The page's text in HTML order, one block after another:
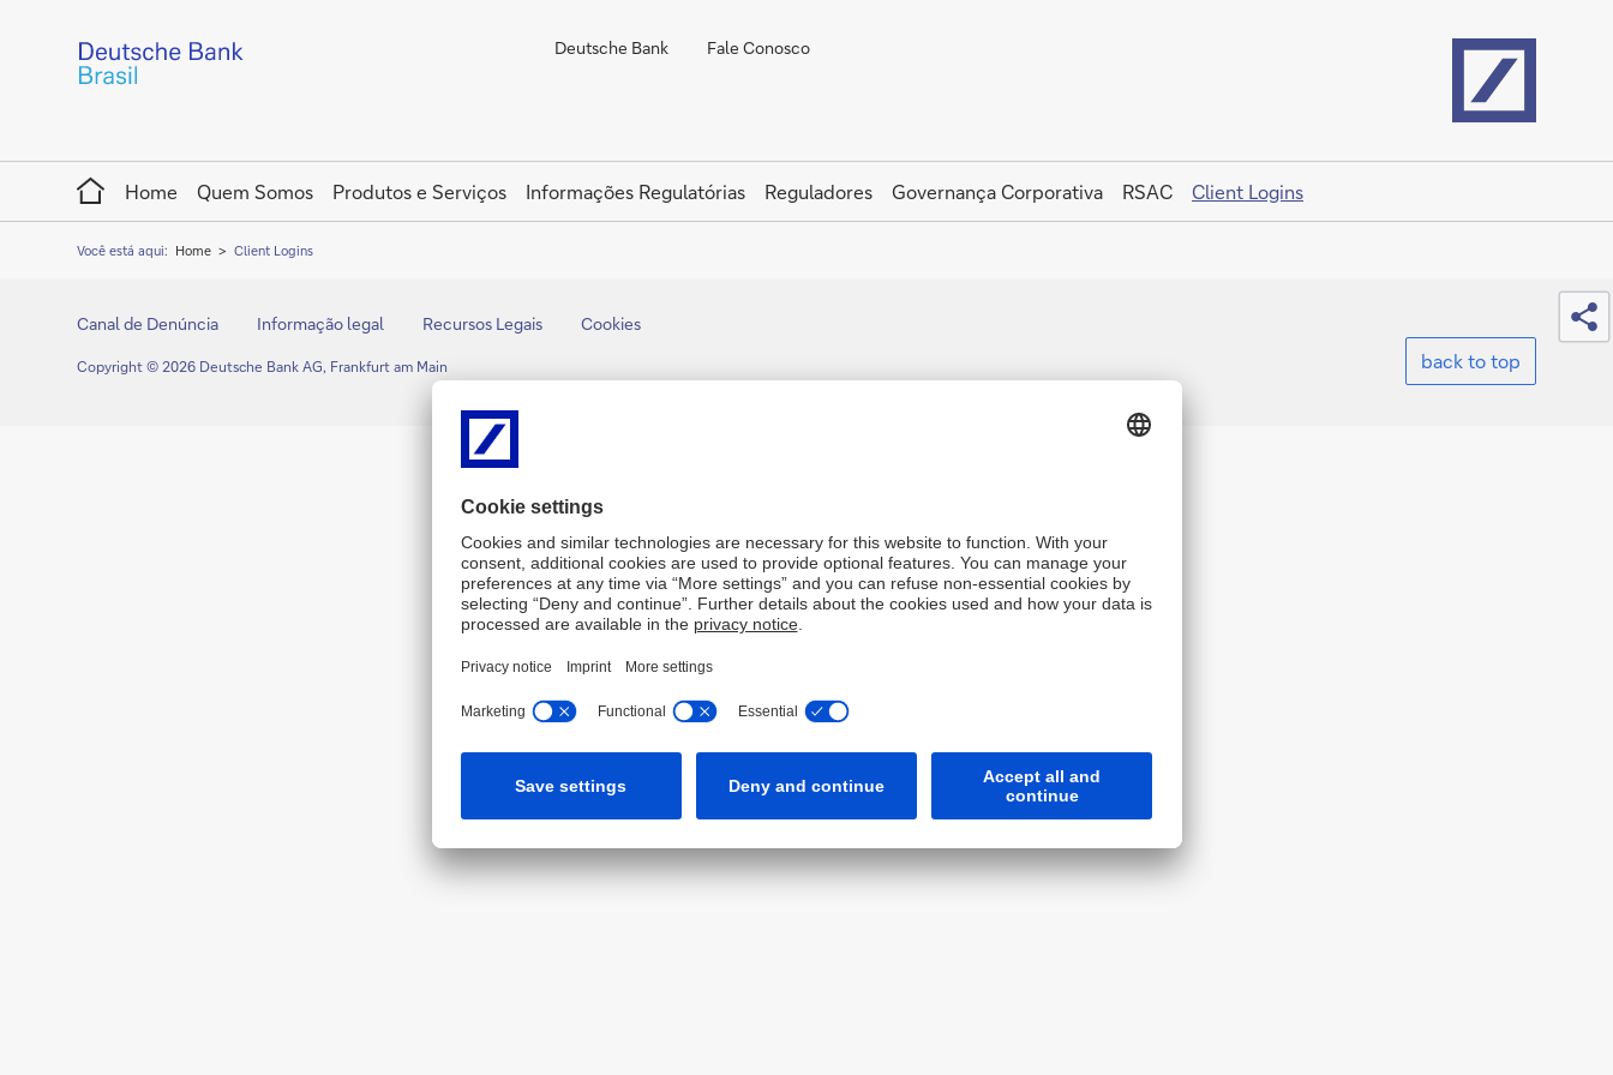
Deutsche Bank Fale Conosco
Home
Home
Quem Somos Produtos e Serviços Informações Regulatórias Reguladores Governança Corporativa RSAC Client Logins
Você está aqui: Home Client Logins
Canal de Denúncia Informação legal Recursos Legais Cookies
back to top
Copyright © 2026 Deutsche Bank AG, Frankfurt am Main